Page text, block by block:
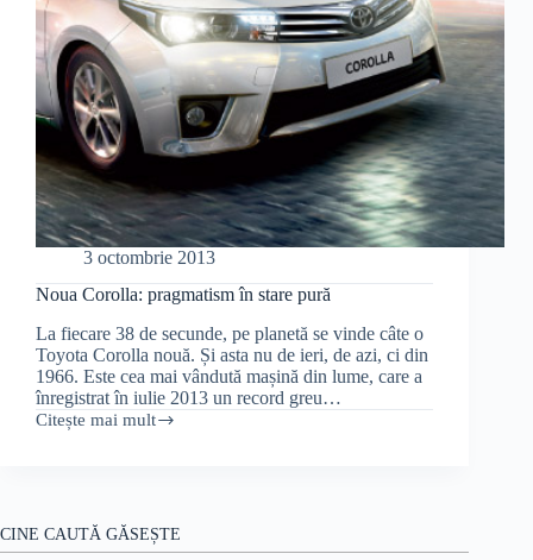
3 octombrie 2013
Noua Corolla: pragmatism în stare pură
La fiecare 38 de secunde, pe planetă se vinde câte o
Toyota Corolla nouă. Și asta nu de ieri, de azi, ci din
1966. Este cea mai vândută mașină din lume, care a
înregistrat în iulie 2013 un record greu…
Citește mai mult
Noua
pură
CINE CAUTĂ GĂSEȘTE